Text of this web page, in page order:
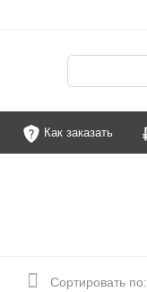
Как заказать
Сортировать по: